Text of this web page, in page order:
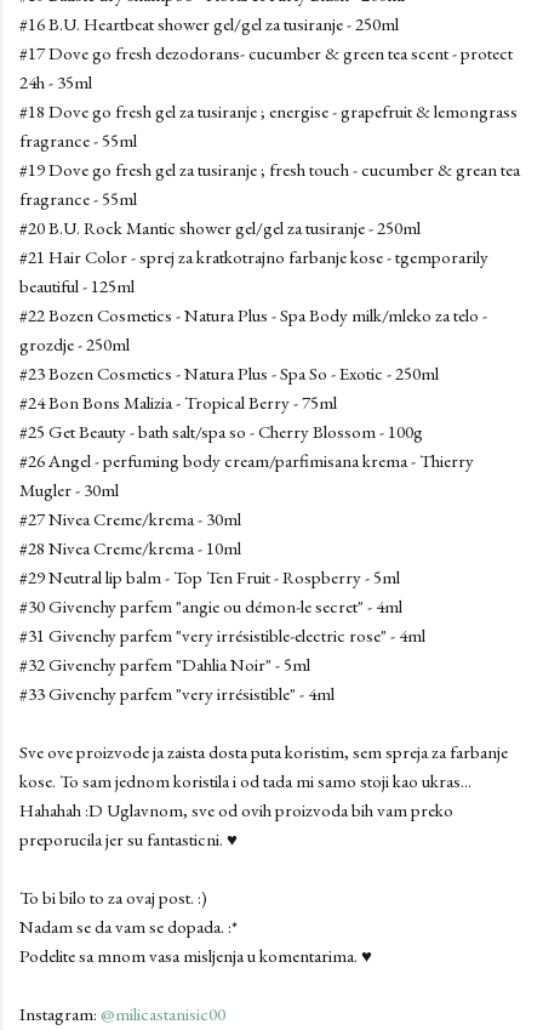
#16 B.U. Heartbeat shower gel/gel za tusiranje - 250ml
#17 Dove go fresh dezodorans- cucumber & green tea scent - protect
24h - 35ml
#18 Dove go fresh gel za tusiranje ; energise - grapefruit & lemongrass
fragrance - 55ml
#19 Dove go fresh gel za tusiranje ; fresh touch - cucumber & grean tea
fragrance - 55ml
#20 B.U. Rock Mantic shower gel/gel za tusiranje - 250ml
#21 Hair Color - sprej za kratkotrajno farbanje kose - tgemporarily
beautiful - 125ml
#22 Bozen Cosmetics - Natura Plus - Spa Body milk/mleko za telo -
grozdje - 250ml
#23 Bozen Cosmetics - Natura Plus - Spa So - Exotic - 250ml
#24 Bon Bons Malizia - Tropical Berry - 75ml
#25 Get Beauty - bath salt/spa so - Cherry Blossom - 100g
#26 Angel - perfuming body cream/parfimisana krema - Thierry
Mugler - 30ml
#27 Nivea Creme/krema - 30ml
#28 Nivea Creme/krema - 10ml
#29 Neutral lip balm - Top Ten Fruit - Rospberry - 5ml
#30 Givenchy parfem "angie ou démon-le secret" - 4ml
#31 Givenchy parfem "very irrésistible-electric rose" - 4ml
#32 Givenchy parfem "Dahlia Noir" - 5ml
#33 Givenchy parfem "very irrésistible" - 4ml
Sve ove proizvode ja zaista dosta puta koristim, sem spreja za farbanje
kose. To sam jednom koristila i od tada mi samo stoji kao ukras...
Hahahah :D Uglavnom, sve od ovih proizvoda bih vam preko
preporucila jer su fantasticni. ♥
To bi bilo to za ovaj post. :)
Nadam se da vam se dopada. :*
Podelite sa mnom vasa misljenja u komentarima. ♥
Instagram: @milicastanisic00